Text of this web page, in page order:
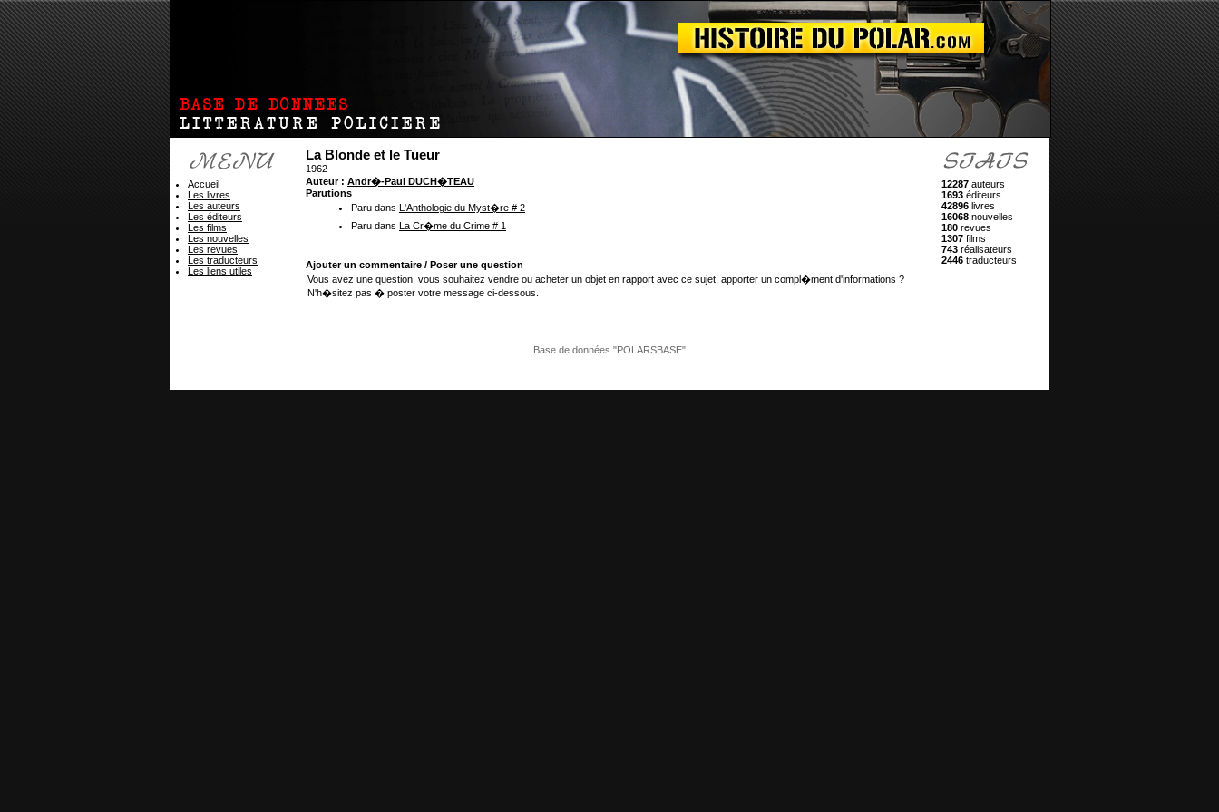
La Blonde et le Tueur
1962
Auteur : Andr�-Paul DUCH�TEAU
Parutions
Paru dans L'Anthologie du Myst�re # 2
Paru dans La Cr�me du Crime # 1
Ajouter un commentaire / Poser une question
Vous avez une question, vous souhaitez vendre ou acheter un objet en rapport avec ce sujet, apporter un compl�ment d'informations ?
N'h�sitez pas � poster votre message ci-dessous.
Accueil
Les livres
Les auteurs
Les éditeurs
Les films
Les nouvelles
Les revues
Les traducteurs
Les liens utiles
12287 auteurs
1693 éditeurs
42896 livres
16068 nouvelles
180 revues
1307 films
743 réalisateurs
2446 traducteurs
Base de données "POLARSBASE"